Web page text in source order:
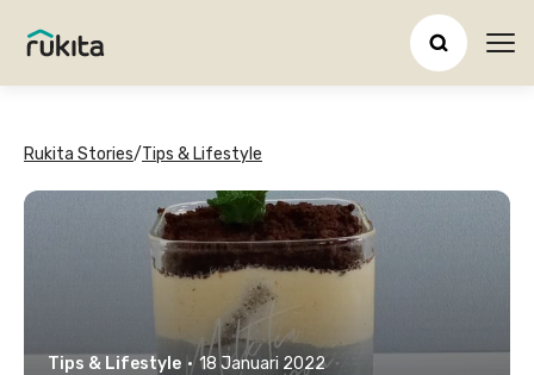
Rukita Stories/Tips & Lifestyle
Tips & Lifestyle · 18 Januari 2022